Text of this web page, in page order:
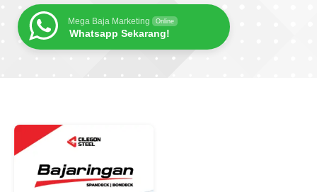
Mega Baja Marketing Online
Whatsapp Sekarang!